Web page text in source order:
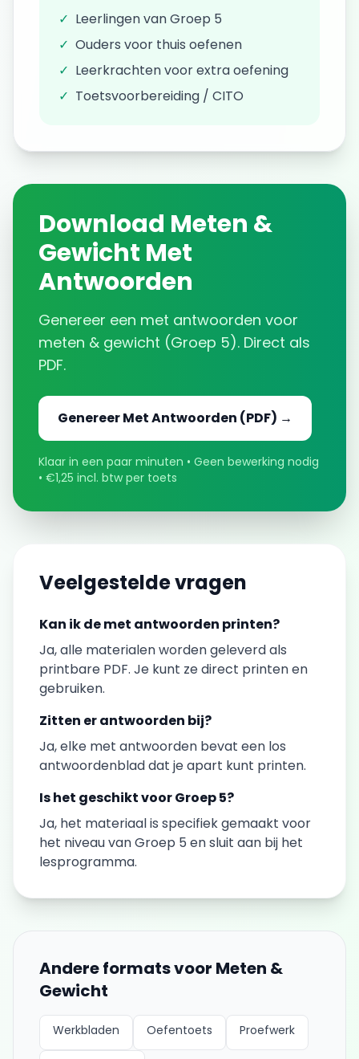
✓ Leerlingen vanGroep 5
✓ Ouders voor thuis oefenen
✓ Leerkrachten voor extra oefening
✓ Toetsvoorbereiding / CITO
Download Meten &
Gewicht Met
Antwoorden
Genereer een met antwoorden voor
meten & gewicht (Groep 5). Direct als
PDF.
GenereerMet Antwoorden (PDF) →
Klaar in een paar minuten • Geen bewerking nodig
• €1,25 incl. btw per toets
Veelgestelde vragen
Kan ik demet antwoorden printen?
Ja, alle materialen worden geleverd als
printbare PDF. Je kunt ze direct printen en
gebruiken.
Zitten er antwoorden bij?
Ja, elke met antwoorden bevat een los
antwoordenblad dat je apart kunt printen.
Is het geschikt voorGroep 5?
Ja, het materiaal is specifiek gemaakt voor
het niveau vanGroep 5 en sluit aan bij het
lesprogramma.
Andere formats voor Meten &
Gewicht
Werkbladen Oefentoets Proefwerk